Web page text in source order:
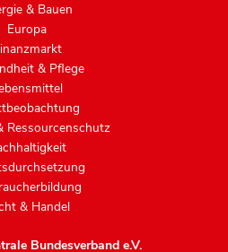
& Bauen
Europa
& Pflege
Ressourcenschutz
& Handel
Bundesverband e.V.